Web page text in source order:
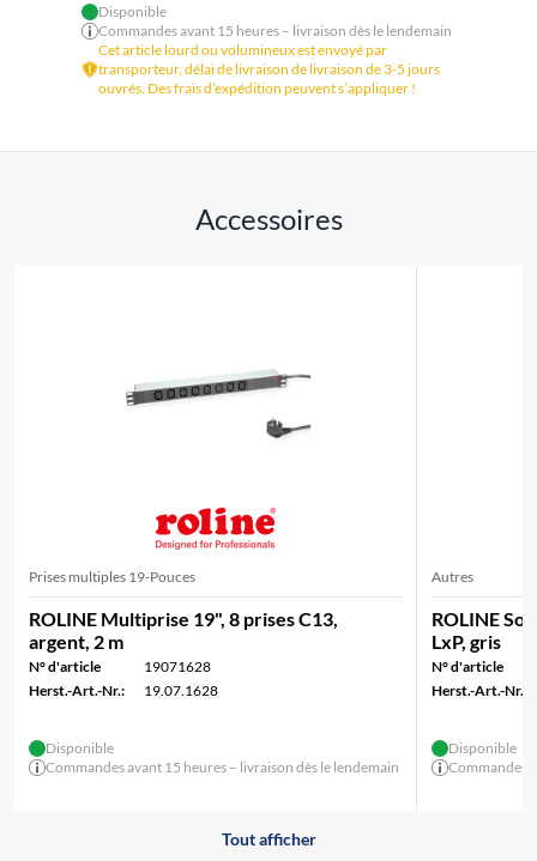
Disponible
Commandes avant 15 heures – livraison dès le lendemain
Cet article lourd ou volumineux est envoyé par
transporteur, délai de livraison de livraison de 3-5 jours
ouvrés. Des frais d’expédition peuvent s’appliquer !
Accessoires
Prises multiples 19-Pouces
ROLINE Multiprise 19", 8 prises C13,
argent, 2 m
N° d'article
19071628
Herst.-Art.-Nr.:
19.07.1628
Disponible
Commandes avant 15 heures – livraison dès le lendemain
Autres
ROLINE
LxP, gris
N° d'article
Herst.-Art.-Nr.:
Disponible
Commandes
Tout afficher